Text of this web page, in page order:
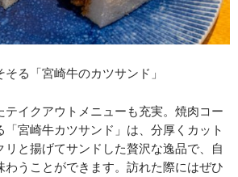
る「宮崎牛のカツサンド」
テイクアウトメニューも充実。焼肉コー
「宮崎牛カツサンド」は、分厚くカット
リと揚げてサンドした贅沢な逸品で、自
わうことができます。訪れた際にはぜひ